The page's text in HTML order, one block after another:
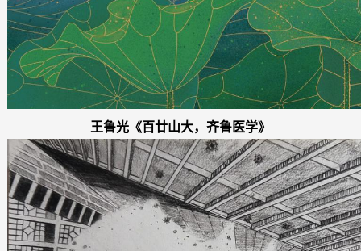
王鲁光《百廿山大，齐鲁医学》